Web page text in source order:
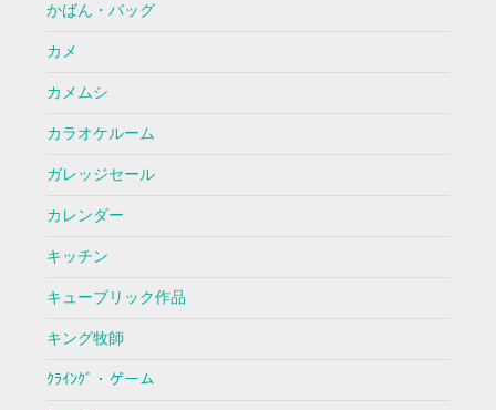
かばん・バッグ
カメ
カメムシ
カラオケルーム
ガレッジセール
カレンダー
キッチン
キューブリック作品
キング牧師
ｸﾗｲﾝｸﾞ・ゲーム